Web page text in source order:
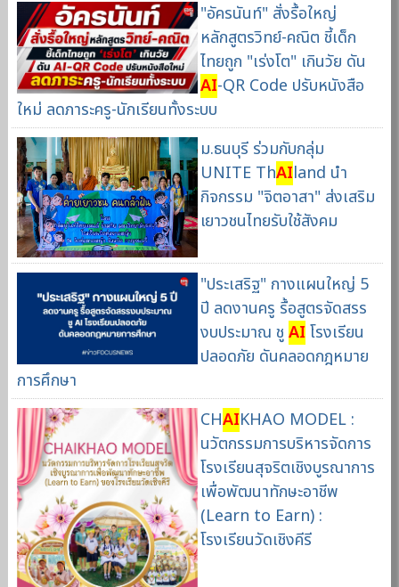
"อัครนันท์" สั่งรื้อใหญ่
หลักสูตรวิทย์-คณิต ชี้เด็ก
ไทยถูก "เร่งโต" เกินวัย ดัน
AI-QR Code ปรับหนังสือ
ใหม่ ลดภาระครู-นักเรียนทั้งระบบ
ม.ธนบุรี ร่วมกับกลุ่ม
UNITE ThAIland นำ
กิจกรรม "จิตอาสา" ส่งเสริม
เยาวชนไทยรับใช้สังคม
"ประเสริฐ" กางแผนใหญ่ 5
ปี ลดงานครู รื้อสูตรจัดสรร
งบประมาณ ชูAI โรงเรียน
ปลอดภัย ดันคลอดกฎหมาย
การศึกษา
CHAIKHAO MODEL :
นวัตกรรมการบริหารจัดการ
โรงเรียนสุจริตเชิงบูรณาการ
เพื่อพัฒนาทักษะอาชีพ
(Learn to Earn) :
โรงเรียนวัดเชิงคีรี